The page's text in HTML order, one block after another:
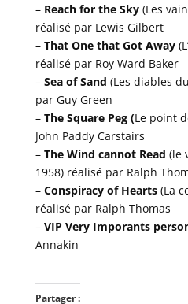
– Reach for the Sky(Les
réalisé par Lewis Gilbert
– That One that Got Away
réalisé par Roy Ward Baker
– Sea of Sand (Les diables
par Guy Green
– The Square Peg (Le point
John Paddy Carstairs
– The Wind cannot Read (le
1958) réalisé par Ralph
– Conspiracy of Hearts(La
réalisé par Ralph Thomas
– VIP Very Imporants
Annakin
Partager :